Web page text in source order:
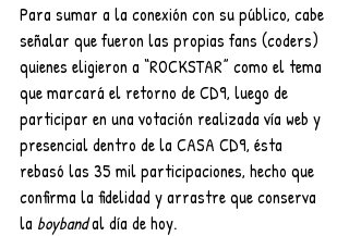
Para sumar a la conexión con su público, cabe
señalar que fueron las propias fans (coders)
quienes eligieron a “ROCKSTAR” como el tema
que marcará el retorno de CD9, luego de
participar en una votación realizada vía web y
presencial dentro de la CASA CD9, ésta
rebasó las 35 mil participaciones, hecho que
confirma la fidelidad y arrastre que conserva
la boyband al día de hoy.